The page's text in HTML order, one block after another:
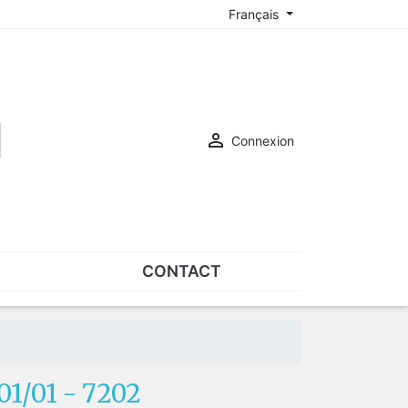
Français
 Connexion
SUR-LUNETTES
CONTACT
01 - 7202